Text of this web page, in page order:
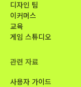
디자인 팀
이커머스
교육
게임 스튜디오
관련 자료
사용자 가이드